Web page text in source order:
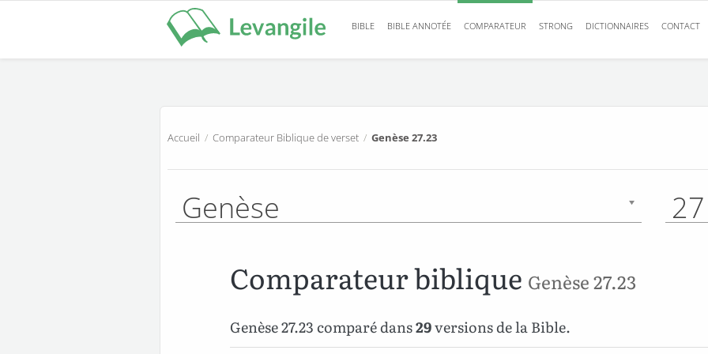
BIBLE BIBLE ANNOTÉE COMPARATEUR STRONG DICTIONNAIRES CONTACT
Accueil / Comparateur Biblique de verset / Genèse 27.23
Genèse 27
Comparateur biblique Genèse 27.23
Genèse 27.23 comparé dans29versions de la Bible.